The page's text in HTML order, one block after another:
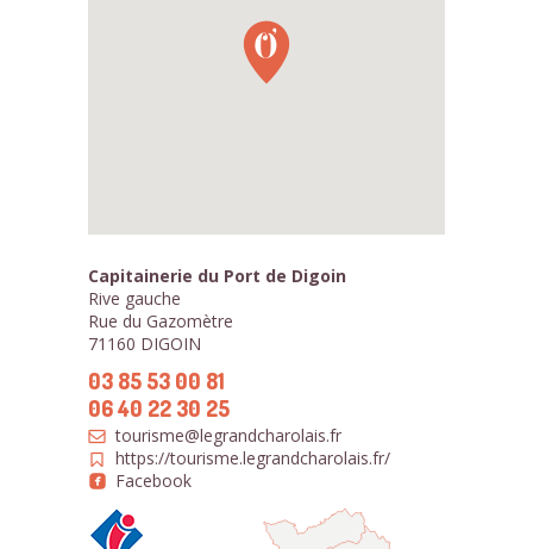
Capitainerie du Port de Digoin
Rive gauche
Rue du Gazomètre
71160 DIGOIN
03 85 53 00 81
06 40 22 30 25
tourisme@legrandcharolais.fr
https://tourisme.legrandcharolais.fr/
Facebook